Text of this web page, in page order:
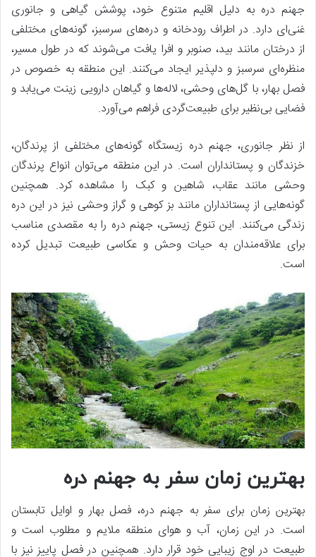
جهنم دره به دلیل اقلیم متنوع خود، پوشش گیاهی و جانوری
غنی‌ای دارد. در اطراف رودخانه و دره‌های سرسبز، گونه‌های مختلفی
از درختان مانند بید، صنوبر و افرا یافت می‌شوند که در طول مسیر،
منظره‌ای سرسبز و دلپذیر ایجاد می‌کنند. این منطقه به خصوص در
فصل بهار، با گل‌های وحشی، لاله‌ها و گیاهان دارویی زینت می‌یابد و
فضایی بی‌نظیر برای طبیعت‌گردی فراهم می‌آورد.
از نظر جانوری، جهنم دره زیستگاه گونه‌های مختلفی از پرندگان،
خزندگان و پستانداران است. در این منطقه می‌توان انواع پرندگان
وحشی مانند عقاب، شاهین و کبک را مشاهده کرد. همچنین
گونه‌هایی از پستانداران مانند بز کوهی و گراز وحشی نیز در این دره
زندگی می‌کنند. این تنوع زیستی، جهنم دره را به مقصدی مناسب
برای علاقه‌مندان به حیات وحش و عکاسی طبیعت تبدیل کرده
است.
بهترین زمان سفر به جهنم دره
بهترین زمان برای سفر به جهنم دره، فصل بهار و اوایل تابستان
است. در این زمان، آب و هوای منطقه ملایم و مطلوب است و
طبیعت در اوج زیبایی خود قرار دارد. همچنین در فصل پاییز نیز با